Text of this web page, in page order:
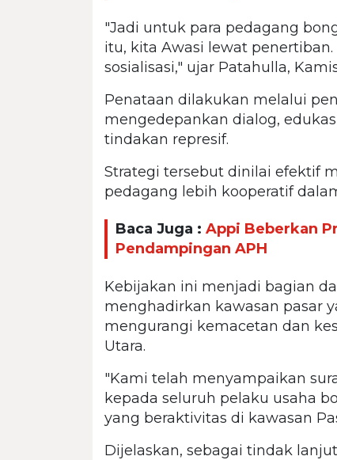
"Jadi untuk para pedagang
itu, kita Awasi lewat
sosialisasi," ujar Patahulla,
Penataan dilakukan melalui
mengedepankan dialog,
tindakan represif.
Strategi tersebut dinilai efektif
pedagang lebih kooperatif
Baca Juga : Appi Beberkan
Pendampingan APH
Kebijakan ini menjadi bagian
menghadirkan kawasan pasar
mengurangi kemacetan dan
Utara.
"Kami telah menyampaikan
kepada seluruh pelaku usaha
yang beraktivitas di kawasan
Dijelaskan, sebagai tindak